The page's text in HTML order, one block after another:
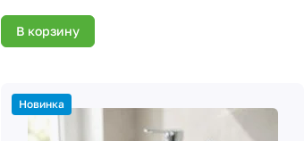
В корзину
Новинка